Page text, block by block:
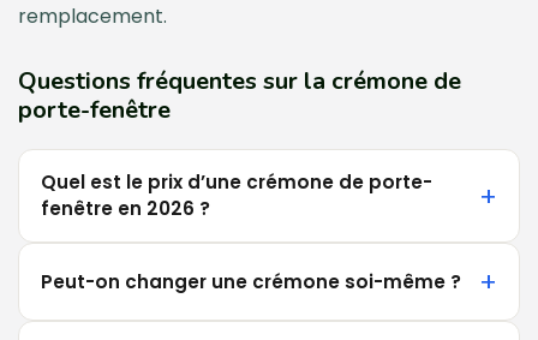
remplacement.
Questions fréquentes sur la crémone de
porte-fenêtre
Quel est le prix d’une crémone de porte-
fenêtre en 2026 ?
Peut-on changer une crémone soi-même ?